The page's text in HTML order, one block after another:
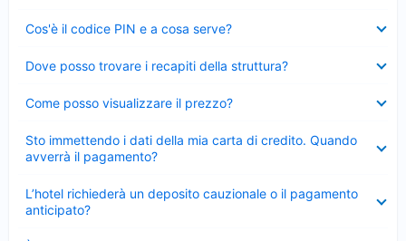
Cos'è il codice PIN e a cosa serve?
chiuso
Dove posso trovare i recapiti della struttura?
chiuso
Come posso visualizzare il prezzo?
chiuso
Sto immettendo i dati della mia carta di credito. Quando
avverrà il pagamento?
chiuso
L’hotel richiederà un deposito cauzionale o il pagamento
anticipato?
chiuso
Elemento